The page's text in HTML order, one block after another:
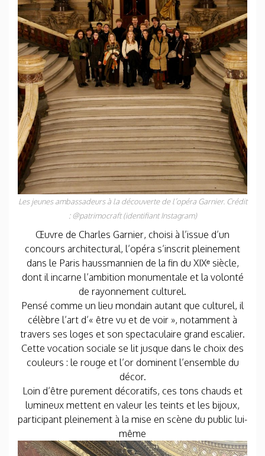
Les jeunes ambassadeurs à la découverte de l’opéra Garnier. Crédit
: @patrimocraft (identifiant Instagram)
Œuvre de Charles Garnier, choisi à l’issue d’un
concours architectural, l’opéra s’inscrit pleinement
dans le Paris haussmannien de la fin du XIXᵉ siècle,
dont il incarne l’ambition monumentale et la volonté
de rayonnement culturel.
Pensé comme un lieu mondain autant que culturel, il
célèbre l’art d’« être vu et de voir », notamment à
travers ses loges et son spectaculaire grand escalier.
Cette vocation sociale se lit jusque dans le choix des
couleurs : le rouge et l’or dominent l’ensemble du
décor.
Loin d’être purement décoratifs, ces tons chauds et
lumineux mettent en valeur les teints et les bijoux,
participant pleinement à la mise en scène du public lui-
même